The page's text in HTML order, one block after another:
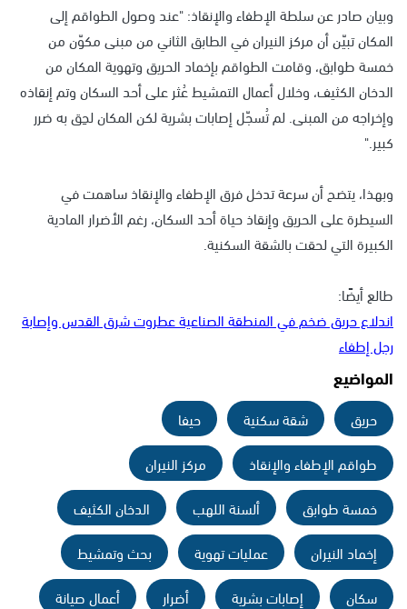
وبيان صادر عن سلطة الإطفاء والإنقاذ: "عند وصول الطواقم إلى
المكان تبيّن أن مركز النيران في الطابق الثاني من مبنى مكوّن من
خمسة طوابق، وقامت الطواقم بإخماد الحريق وتهوية المكان من
الدخان الكثيف، وخلال أعمال التمشيط عُثر على أحد السكان وتم إنقاذه
وإخراجه من المبنى. لم تُسجّل إصابات بشرية لكن المكان لحِق به ضرر
كبير."
وبهذا، يتضح أن سرعة تدخل فرق الإطفاء والإنقاذ ساهمت في
السيطرة على الحريق وإنقاذ حياة أحد السكان، رغم الأضرار المادية
الكبيرة التي لحقت بالشقة السكنية.
طالع أيضًا:
اندلاع حريق ضخم في المنطقة الصناعية عطروت شرق القدس وإصابة
رجل إطفاء
المواضيع
حريق شقة سكنية
حيفا
طواقم الإطفاء والإنقاذ
مركز النيران
خمسة طوابق
ألسنة اللهب
الدخان الكثيف
إخماد النيران
عمليات تهوية
بحث وتمشيط
سكان
إصابات بشرية أضرار أعمال صيانة